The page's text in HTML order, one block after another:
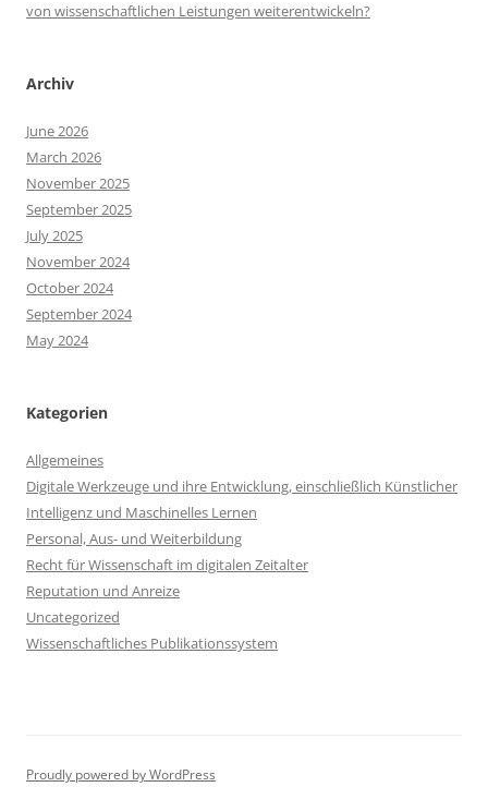
von wissenschaftlichen Leistungen weiterentwickeln?
Archiv
June 2026
March 2026
November 2025
September 2025
July 2025
November 2024
October 2024
September 2024
May 2024
Kategorien
Allgemeines
Digitale Werkzeuge und ihre Entwicklung, einschließlich Künstlicher
Intelligenz und Maschinelles Lernen
Personal, Aus- und Weiterbildung
Recht für Wissenschaft im digitalen Zeitalter
Reputation und Anreize
Uncategorized
Wissenschaftliches Publikationssystem
Proudly powered by WordPress